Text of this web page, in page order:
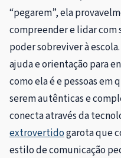
“pegarem”, ela
compreender e lidar com
poder sobreviver à
ajuda e orientação para
como ela é e pessoas em
serem autênticas e
conecta através da
extrovertidogarota que
estilo de comunicação